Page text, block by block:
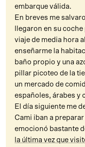
embarque válida.
En breves me
llegaron en su
viaje de media hora
enseñarme la
baño propio y una
pillar picoteo de la
un mercado de
españoles, árabes y
El día siguiente me
Cami iban a
emocionó bastante
la última vez que